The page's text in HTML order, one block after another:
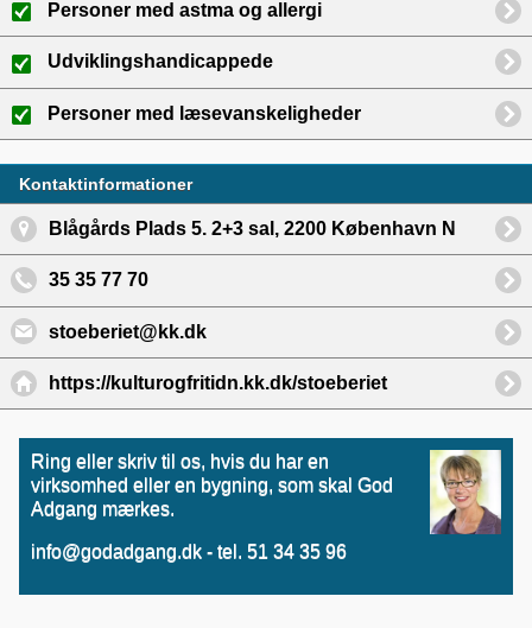
Personer med astma og allergi
Udviklingshandicappede
Personer med læsevanskeligheder
Kontaktinformationer
Blågårds Plads 5. 2+3 sal, 2200 København N
35 35 77 70
stoeberiet@kk.dk
https://kulturogfritidn.kk.dk/stoeberiet
Ring eller skriv til os, hvis du har en
virksomhed eller en bygning, som skal God
Adgang mærkes.
info@godadgang.dk - tel. 51 34 35 96